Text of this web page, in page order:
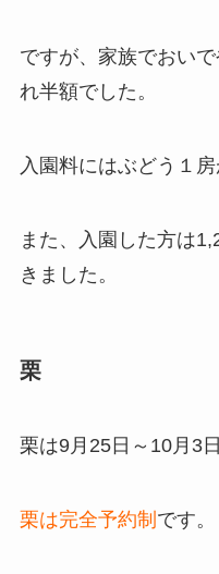
ですが、家族でおい
れ半額でした。
入園料にはぶどう１
また、入園した方は
きました。
栗
栗は9月25日～10月3
栗は完全予約制 です。